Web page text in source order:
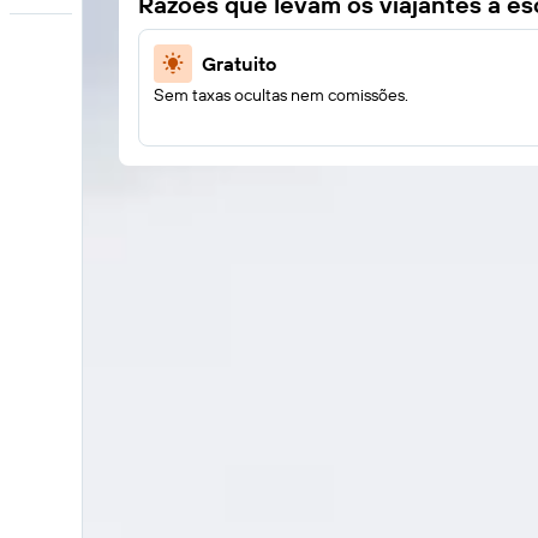
Gratuito
Sem taxas ocultas nem comissões.